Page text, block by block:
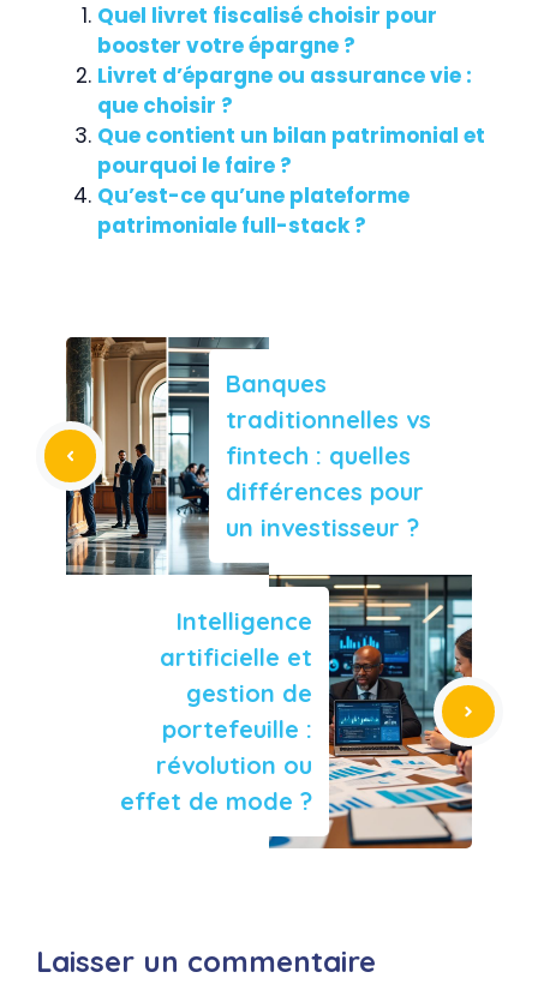
Quel livret fiscalisé choisir pour
booster votre épargne ?
Livret d’épargne ou assurance vie :
que choisir ?
Que contient un bilan patrimonial et
pourquoi le faire ?
Qu’est-ce qu’une plateforme
patrimoniale full-stack ?
Banques
traditionnelles vs
fintech : quelles
différences pour
un investisseur ?
Intelligence
artificielle et
gestion de
portefeuille :
révolution ou
effet de mode ?
Laisser un commentaire